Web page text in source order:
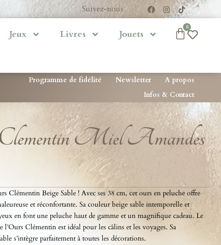
Suivez-nous
Jeux Livres Jouets
0
Programme de fidélité Newsletter
A propos
Infos & Contact
Miel Amandes
Clémentin Beige Sable ! Avec ses 38 cm, cet ours en peluche offre
et réconfortante. Sa couleur beige sable intemporelle et
en font une peluche haut de gamme et un magnifique cadeau. Le
l’Ours Clémentin est idéal pour les câlins et les voyages. Sa
s’intègre parfaitement à toutes les décorations.